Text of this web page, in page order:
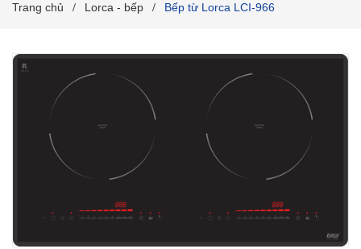
Trang chủ / Lorca - bếp / Bếp từ Lorca LCI-966